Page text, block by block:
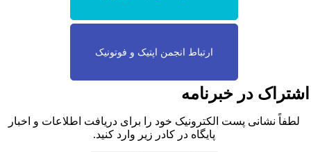
ارتباط انجمن اپتیک و فوتونیک
در خبرنامه
لطفاً نشانی پست الکترونیک خود را برای دریافت اطلاعات و اخبار
پایگاه در کادر زیر وارد کنید.